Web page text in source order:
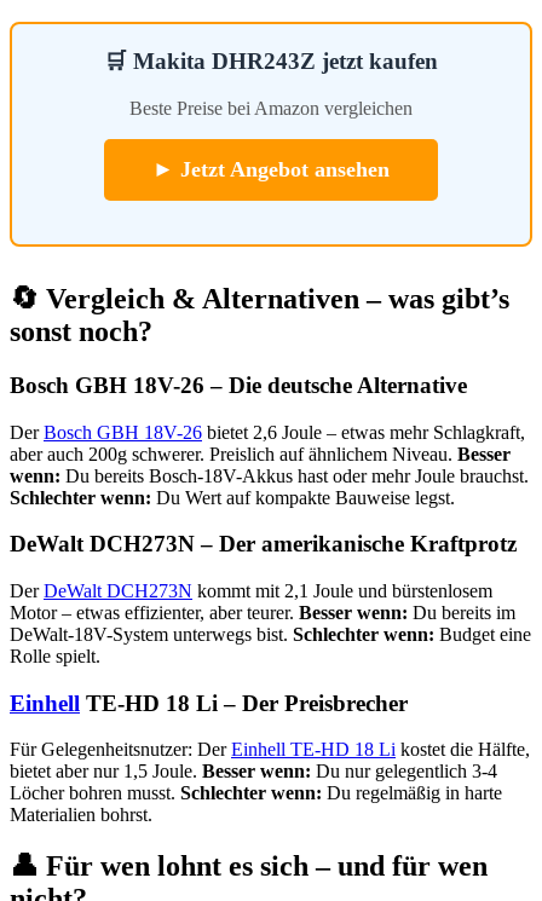
🛒 Makita DHR243Z jetzt kaufen
Beste Preise bei Amazon vergleichen
► Jetzt Angebot ansehen
🔄 Vergleich & Alternativen – was gibt’s
sonst noch?
Bosch GBH 18V-26 – Die deutsche Alternative
DerBosch GBH 18V-26 bietet 2,6 Joule – etwas mehr Schlagkraft,
aber auch 200g schwerer. Preislich auf ähnlichem Niveau. Besser
wenn: Du bereits Bosch-18V-Akkus hast oder mehr Joule brauchst.
Schlechter wenn: Du Wert auf kompakte Bauweise legst.
DeWalt DCH273N – Der amerikanische Kraftprotz
DerDeWalt DCH273N kommt mit 2,1 Joule und bürstenlosem
Motor – etwas effizienter, aber teurer. Besser wenn: Du bereits im
DeWalt-18V-System unterwegs bist. Schlechter wenn: Budget eine
Rolle spielt.
Einhell TE-HD 18 Li – Der Preisbrecher
Für Gelegenheitsnutzer: DerEinhell TE-HD 18 Li kostet die Hälfte,
bietet aber nur 1,5 Joule. Besser wenn: Du nur gelegentlich 3-4
Löcher bohren musst. Schlechter wenn: Du regelmäßig in harte
Materialien bohrst.
👤 Für wen lohnt es sich – und für wen